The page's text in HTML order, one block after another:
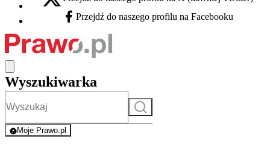
X - otwiera się w nowej karcie
Facebook - otwiera się w nowej karcie
Przejdź do naszego profilu na Facebooku
Wyszukiwarka
Szukaj
Moje Prawo.pl
- rejestracja i logowanie do serwisu